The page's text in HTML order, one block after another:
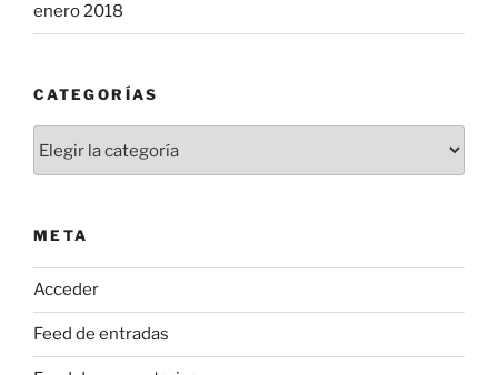
enero 2018
CATEGORÍAS
META
Acceder
Feed de entradas